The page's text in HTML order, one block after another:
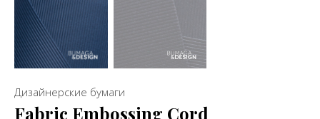
Дизайнерские бумаги
Fabric Embossing Cord